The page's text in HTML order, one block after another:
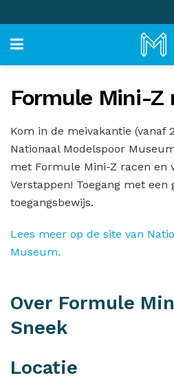
Formule Mini-Z
Kom in de meivakantie (vanaf
Nationaal Modelspoor
met Formule Mini-Z racen en
Verstappen! Toegang met
toegangsbewijs.
Lees meer op de site van
Museum.
Over Formule
Sneek
Locatie